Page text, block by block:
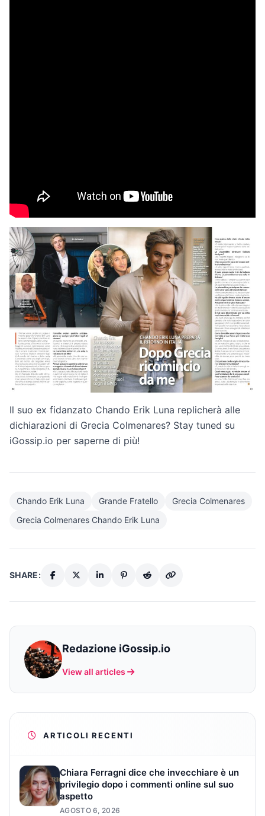
Il suo ex fidanzato Chando Erik Luna replicherà alle
dichiarazioni di Grecia Colmenares? Stay tuned su
iGossip.io per saperne di più!
Chando Erik Luna Grande Fratello
Grecia Colmenares
Grecia Colmenares Chando Erik Luna
SHARE:
Redazione iGossip.io
View all articles
ARTICOLI RECENTI
Chiara Ferragni dice che invecchiare è un
privilegio dopo i commenti online sul suo
aspetto
AGOSTO 6, 2026